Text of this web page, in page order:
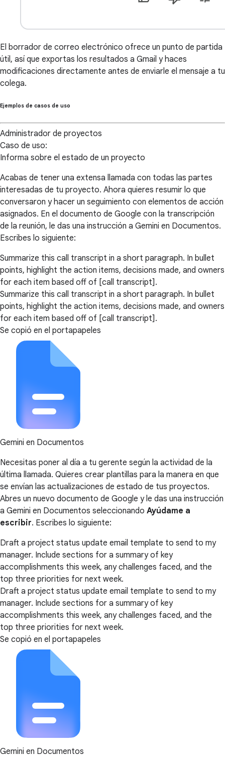
El borrador de correo electrónico ofrece un punto de partida
útil, así que exportas los resultados a Gmail y haces
modificaciones directamente antes de enviarle el mensaje a tu
colega.
Ejemplos de casos de uso
Administrador de proyectos
Caso de uso:
Informa sobre el estado de un proyecto
Acabas de tener una extensa llamada con todas las partes
interesadas de tu proyecto. Ahora quieres resumir lo que
conversaron y hacer un seguimiento con elementos de acción
asignados. En el documento de Google con la transcripción
de la reunión, le das una instrucción a Gemini en Documentos.
Escribes lo siguiente:
Summarize this call transcript in a short paragraph. In bullet
points, highlight the action items, decisions made, and owners
for each item based off of [call transcript].
Summarize this call transcript in a short paragraph. In bullet
points, highlight the action items, decisions made, and owners
for each item based off of [call transcript].
Se copió en el portapapeles
Gemini en Documentos
Necesitas poner al día a tu gerente según la actividad de la
última llamada. Quieres crear plantillas para la manera en que
se envían las actualizaciones de estado de tus proyectos.
Abres un nuevo documento de Google y le das una instrucción
a Gemini en Documentos seleccionando Ayúdame a
escribir. Escribes lo siguiente:
Draft a project status update email template to send to my
manager. Include sections for a summary of key
accomplishments this week, any challenges faced, and the
top three priorities for next week.
Draft a project status update email template to send to my
manager. Include sections for a summary of key
accomplishments this week, any challenges faced, and the
top three priorities for next week.
Se copió en el portapapeles
Gemini en Documentos